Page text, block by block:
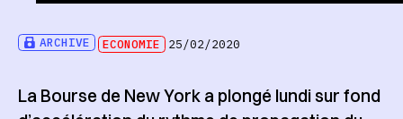
ARCHIVE ECONOMIE 25/02/2020
La Bourse de New York a plongé lundi sur fond